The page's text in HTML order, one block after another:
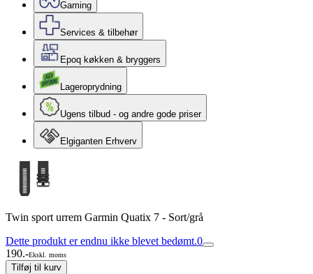
Gaming
Services & tilbehør
Epoq køkken & bryggers
Lageroprydning
Ugens tilbud - og andre gode priser
Elgiganten Erhverv
Twin sport urrem Garmin Quatix 7 - Sort/grå
Dette produkt er endnu ikke blevet bedømt.0
190.-Ekskl. moms
Tilføj til kurv